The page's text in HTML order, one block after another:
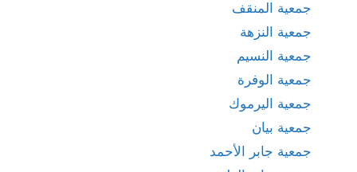
جمعية المنقف
جمعية النزهة
جمعية النسيم
جمعية الوفرة
جمعية اليرموك
جمعية بيان
جمعية جابر الأحمد